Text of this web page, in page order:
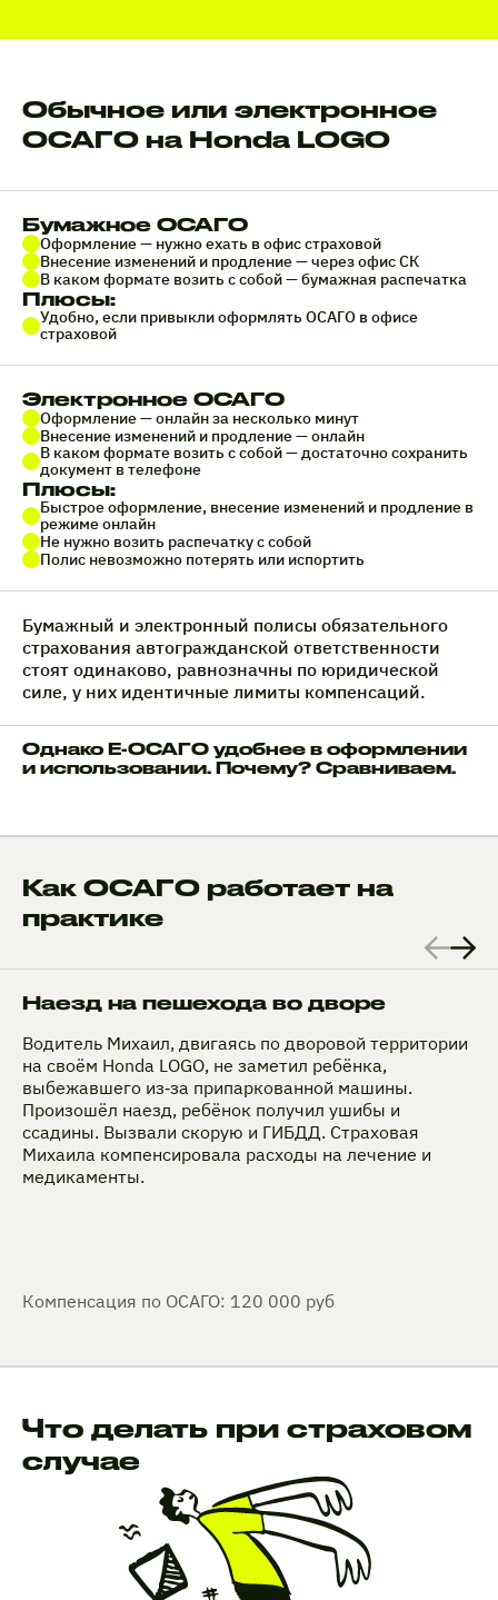
Обычное или электронное
ОСАГО на Honda LOGO
Бумажное ОСАГО
Оформление — нужно ехать в офис страховой
Внесение изменений и продление — через офис СК
В каком формате возить с собой — бумажная распечатка
Плюсы:
Удобно, если привыкли оформлять ОСАГО в офисе
страховой
Электронное ОСАГО
Оформление — онлайн за несколько минут
Внесение изменений и продление — онлайн
В каком формате возить с собой — достаточно сохранить
документ в телефоне
Плюсы:
Быстрое оформление, внесение изменений и продление в
режиме онлайн
Не нужно возить распечатку с собой
Полис невозможно потерять или испортить
Бумажный и электронный полисы обязательного
страхования автогражданской ответственности
стоят одинаково, равнозначны по юридической
силе, у них идентичные лимиты компенсаций.
Однако Е-ОСАГО удобнее в оформлении
и использовании. Почему? Сравниваем.
Как ОСАГО работает на
практике
Наезд на пешехода во дворе
Водитель Михаил, двигаясь по дворовой территории
на своём Honda LOGO, не заметил ребёнка,
выбежавшего из‑за припаркованной машины.
Произошёл наезд, ребёнок получил ушибы и
ссадины. Вызвали скорую и ГИБДД. Страховая
Михаила компенсировала расходы на лечение и
медикаменты.
Компенсация по ОСАГО: 120 000 руб
Что делать при страховом
случае